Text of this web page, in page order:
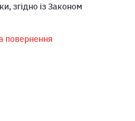
згідно із Законом
повернення